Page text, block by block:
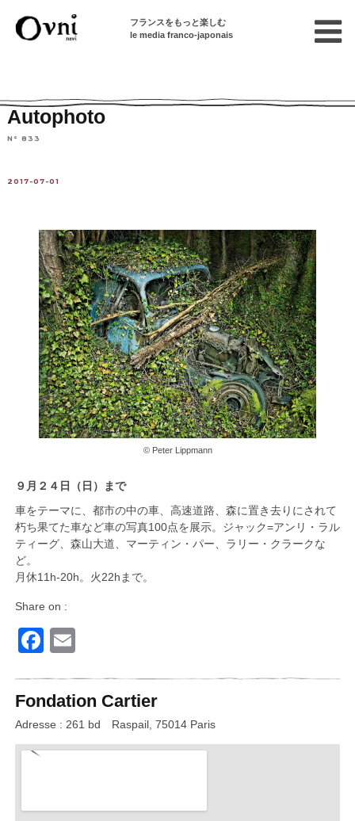
フランスをもっと楽しむ
le media franco-japonais
Autophoto
N° 833
2017-07-01
© Peter Lippmann
９月２４日（日）まで
車をテーマに、都市の中の車、高速道路、森に置き去りにされて
朽ち果てた車など車の写真100点を展示。ジャック=アンリ・ラル
ティーグ、森山大道、マーティン・パー、ラリー・クラークな
ど。
月休11h-20h。火22hまで。
Share on :
Facebook
Fondation Cartier
Adresse : 261 bd Raspail, 75014 Paris